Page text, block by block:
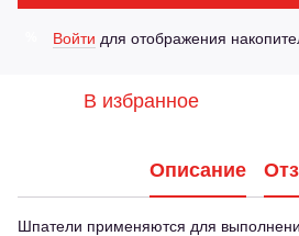
Войти для отображения
В избранное
Описание
Шпатели применяются для